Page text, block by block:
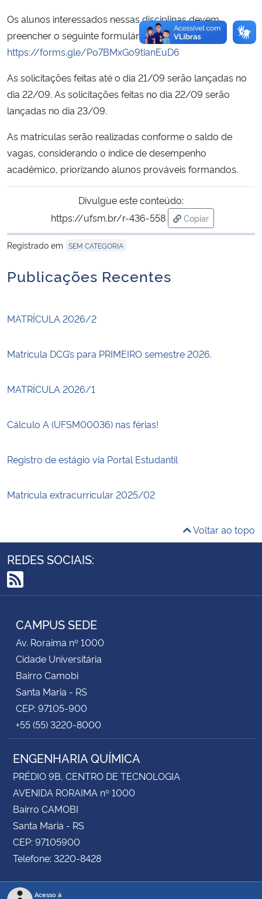
Os alunos interessados nessas disciplinas devem
preencher o seguinte formulário:
https://forms.gle/Po7BMxGo9tianEuD6
As solicitações feitas até o dia 21/09 serão lançadas no
dia 22/09. As solicitações feitas no dia 22/09 serão
lançadas no dia 23/09.
As matrículas serão realizadas conforme o saldo de
vagas, considerando o índice de desempenho
acadêmico, priorizando alunos prováveis formandos.
Divulgue este conteúdo:
https://ufsm.br/r-436-558
Copiar
para área de
Registrado em SEM CATEGORIA
Publicações Recentes
MATRÍCULA 2026/2
Matrícula DCG’s para PRIMEIRO semestre 2026.
MATRÍCULA 2026/1
Cálculo A (UFSM00036) nas férias!
Registro de estágio via Portal Estudantil
Matrícula extracurricular 2025/02
Voltar ao topo
REDES SOCIAIS:
RSS
CAMPUS SEDE
Av. Roraima nº 1000
Cidade Universitária
Bairro Camobi
Santa Maria - RS
CEP: 97105-900
+55 (55) 3220-8000
ENGENHARIA QUÍMICA
PRÉDIO 9B, CENTRO DE TECNOLOGIA
AVENIDA RORAIMA nº 1000
Bairro CAMOBI
Santa Maria - RS
CEP: 97105900
Telefone: 3220-8428
Acesso à